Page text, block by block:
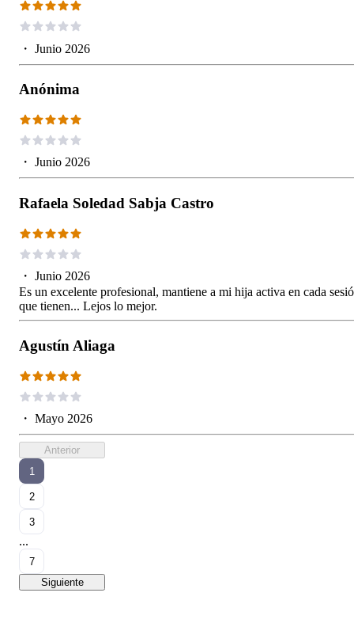
・ Junio 2026
Anónima
・ Junio 2026
Rafaela Soledad Sabja Castro
・ Junio 2026
Es un excelente profesional, mantiene a mi hija activa en cada
que tienen... Lejos lo mejor.
Agustín Aliaga
・ Mayo 2026
Anterior
1
2
3
...
7
Siguiente